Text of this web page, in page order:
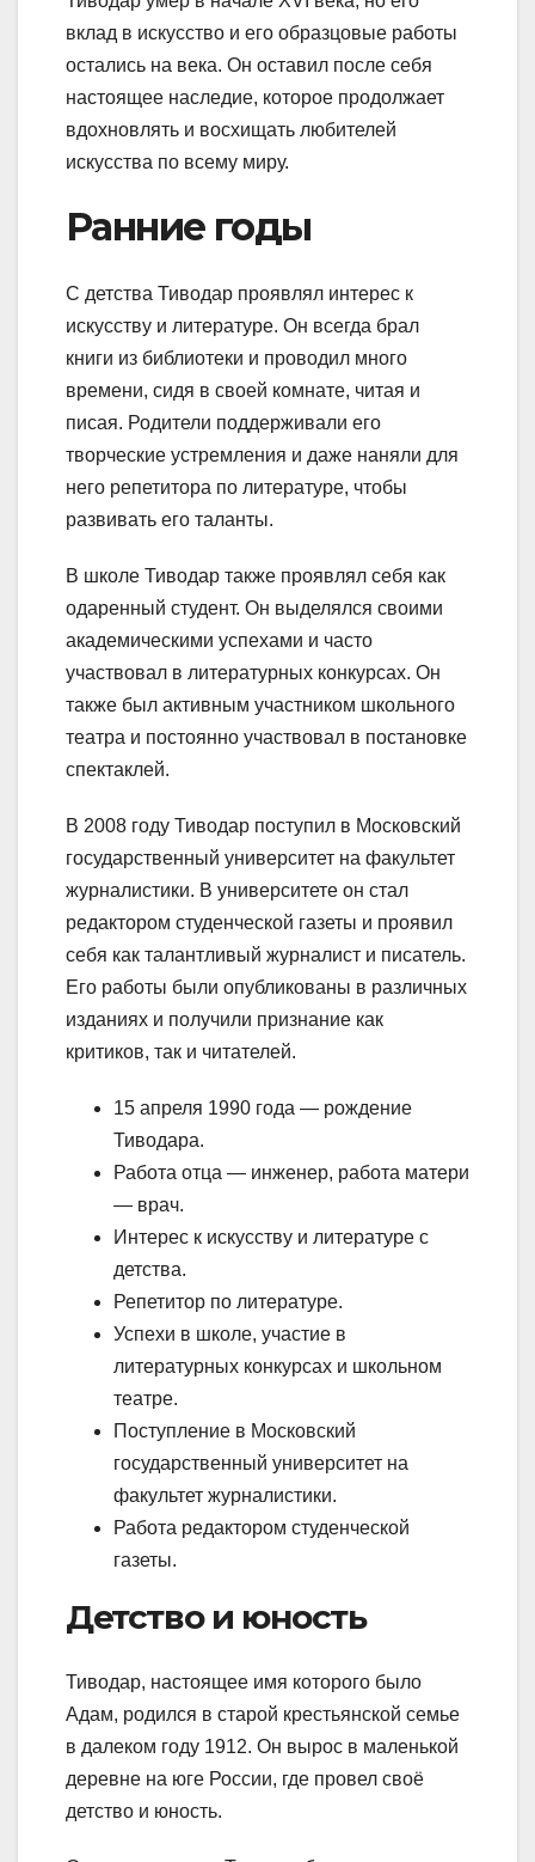
вклад в искусство и его образцовые работы
остались на века. Он оставил после себя
настоящее наследие, которое продолжает
вдохновлять и восхищать любителей
искусства по всему миру.
Ранние годы
С детства Тиводар проявлял интерес к
искусству и литературе. Он всегда брал
книги из библиотеки и проводил много
времени, сидя в своей комнате, читая и
писая. Родители поддерживали его
творческие устремления и даже наняли для
него репетитора по литературе, чтобы
развивать его таланты.
В школе Тиводар также проявлял себя как
одаренный студент. Он выделялся своими
академическими успехами и часто
участвовал в литературных конкурсах. Он
также был активным участником школьного
театра и постоянно участвовал в постановке
спектаклей.
В 2008 году Тиводар поступил в Московский
государственный университет на факультет
журналистики. В университете он стал
редактором студенческой газеты и проявил
себя как талантливый журналист и писатель.
Его работы были опубликованы в различных
изданиях и получили признание как
критиков, так и читателей.
15 апреля 1990 года — рождение
Тиводара.
Работа отца — инженер, работа матери
— врач.
Интерес к искусству и литературе с
детства.
Репетитор по литературе.
Успехи в школе, участие в
литературных конкурсах и школьном
театре.
Поступление в Московский
государственный университет на
факультет журналистики.
Работа редактором студенческой
газеты.
Детство и юность
Тиводар, настоящее имя которого было
Адам, родился в старой крестьянской семье
в далеком году 1912. Он вырос в маленькой
деревне на юге России, где провел своё
детство и юность.